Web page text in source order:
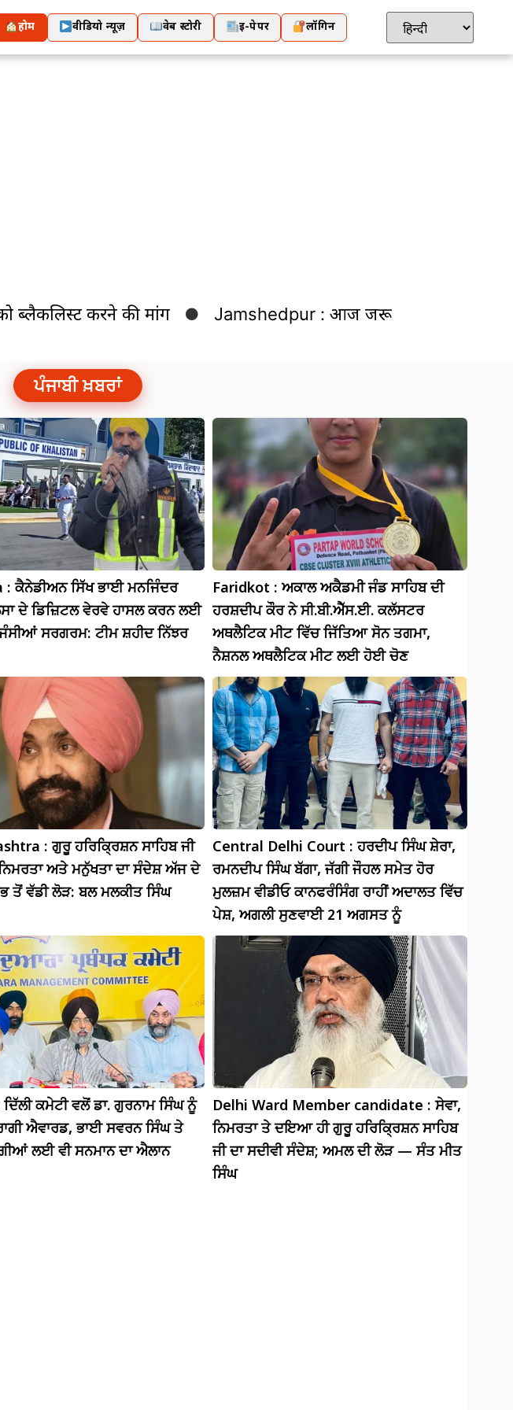
होम वीडियो न्यूज़ वेब स्टोरी ई-पेपर लॉगिन
करने की मांग Jamshedpur : आज जरूरत बुनकरों की आय
ਪੰਜਾਬੀ ਖ਼ਬਰਾਂ
: ਕੈਨੇਡੀਅਨ ਸਿੱਖ ਭਾਈ ਮਨਜਿੰਦਰ
ਦੇ ਡਿਜ਼ਿਟਲ ਵੇਰਵੇ ਹਾਸਲ ਕਰਨ ਲਈ
ਸਰਗਰਮ: ਟੀਮ ਸ਼ਹੀਦ ਨਿੱਝਰ
Faridkot : ਅਕਾਲ ਅਕੈਡਮੀ ਜੰਡ ਸਾਹਿਬ ਦੀ
ਹਰਸ਼ਦੀਪ ਕੌਰ ਨੇ ਸੀ.ਬੀ.ਐੱਸ.ਈ. ਕਲੱਸਟਰ
ਅਥਲੈਟਿਕ ਮੀਟ ਵਿੱਚ ਜਿੱਤਿਆ ਸੋਨ ਤਗਮਾ,
ਨੈਸ਼ਨਲ ਅਥਲੈਟਿਕ ਮੀਟ ਲਈ ਹੋਈ ਚੋਣ
: ਗੁਰੂ ਹਰਿਕ੍ਰਿਸ਼ਨ ਸਾਹਿਬ ਜੀ
ਅਤੇ ਮਨੁੱਖਤਾ ਦਾ ਸੰਦੇਸ਼ ਅੱਜ ਦੇ
ਤੋਂ ਵੱਡੀ ਲੋੜ: ਬਲ ਮਲਕੀਤ ਸਿੰਘ
Central Delhi Court : ਹਰਦੀਪ ਸਿੰਘ ਸ਼ੇਰਾ,
ਰਮਨਦੀਪ ਸਿੰਘ ਬੱਗਾ, ਜੱਗੀ ਜੌਹਲ ਸਮੇਤ ਹੋਰ
ਮੁਲਜ਼ਮ ਵੀਡੀਓ ਕਾਨਫਰੰਸਿੰਗ ਰਾਹੀਂ ਅਦਾਲਤ ਵਿੱਚ
ਪੇਸ਼, ਅਗਲੀ ਸੁਣਵਾਈ 21 ਅਗਸਤ ਨੂੰ
ਕਮੇਟੀ ਵਲੋਂ ਡਾ. ਗੁਰਨਾਮ ਸਿੰਘ ਨੂੰ
ਐਵਾਰਡ, ਭਾਈ ਸਵਰਨ ਸਿੰਘ ਤੇ
ਲਈ ਵੀ ਸਨਮਾਨ ਦਾ ਐਲਾਨ
Delhi Ward Member candidate : ਸੇਵਾ,
ਨਿਮਰਤਾ ਤੇ ਦਇਆ ਹੀ ਗੁਰੂ ਹਰਿਕ੍ਰਿਸ਼ਨ ਸਾਹਿਬ
ਜੀ ਦਾ ਸਦੀਵੀ ਸੰਦੇਸ਼; ਅਮਲ ਦੀ ਲੋੜ — ਸੰਤ ਮੀਤ
ਸਿੰਘ